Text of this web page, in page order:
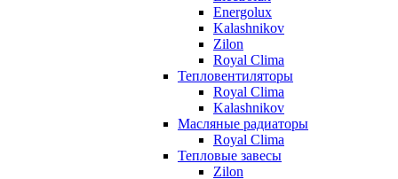
Energolux
Kalashnikov
Zilon
Royal Clima
Тепловентиляторы
Royal Clima
Kalashnikov
Масляные радиаторы
Royal Clima
Тепловые завесы
Zilon